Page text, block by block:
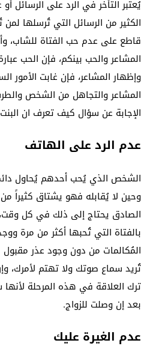
يُعتبر التأخر في الرد على الرسائل
الكثير من الرسائل التي تُرسلها
قاطع على عدم حب الفتاة للشاب،
المشاعر والحب بينكم، فإن الحب
وإظهار المشاعر، فإن غابت الأمور
المشاعر والتجاهل من الشخص
الإجابة عن سؤال كيف تعرف ان
عدم الرد على الهاتف
الشخص الذي يُحب أحدهم يُحاول
وحين لا يُقابله فهو يشتاق كثيراً
الصادق يحتاج إلى ذلك في كل
بالفتاة التي تُحبها أكثر من مرة
المُكالمات من دون وجود عذر
تُريد سماع صوتك ولا تهتم لأمرك،
ترك العلاقة في هذه المرحلة
بعد إن وصلت للزواج.
عدم الغيرة عليك